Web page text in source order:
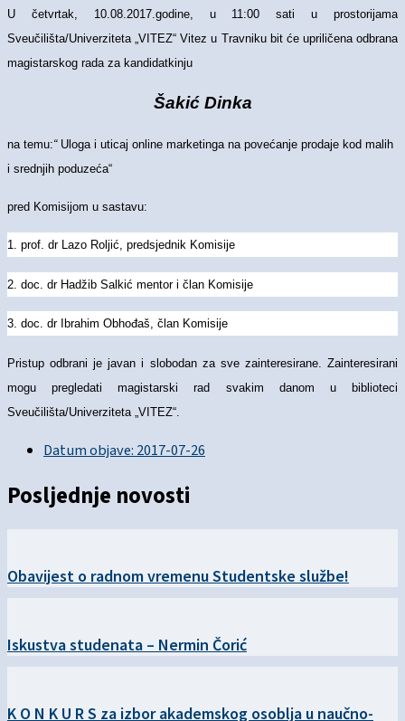
U četvrtak, 10.08.2017.godine, u 11:00 sati u prostorijama
Sveučilišta/Univerziteta „VITEZ“ Vitez u Travniku bit će upriličena odbrana
magistarskog rada za kandidatkinju
Šakić Dinka
na temu:“Uloga i uticaj online marketinga na povećanje prodaje kod malih
i srednjih poduzeća“
pred Komisijom u sastavu:
1. prof. dr Lazo Roljić, predsjednik Komisije
2. doc. dr Hadžib Salkić mentor i član Komisije
3. doc. dr Ibrahim Obhođaš, član Komisije
Pristup odbrani je javan i slobodan za sve zainteresirane. Zainteresirani
mogu pregledati magistarski rad svakim danom u biblioteci
Sveučilišta/Univerziteta „VITEZ“.
Datum objave:2017-07-26
Posljednje novosti
Obavijest o radnom vremenu Studentske službe!
Iskustva studenata – Nermin Čorić
K O N K U R S za izbor akademskog osoblja u naučno-